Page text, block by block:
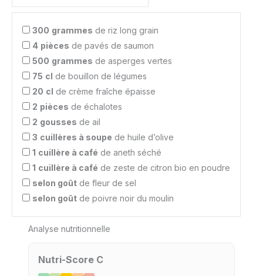
300 grammes de riz long grain
4 pièces de pavés de saumon
500 grammes de asperges vertes
75 cl de bouillon de légumes
20 cl de crème fraîche épaisse
2 pièces de échalotes
2 gousses de ail
3 cuillères à soupe de huile d’olive
1 cuillère à café de aneth séché
1 cuillère à café de zeste de citron bio en poudre
selon goût de fleur de sel
selon goût de poivre noir du moulin
Analyse nutritionnelle
Nutri-Score C